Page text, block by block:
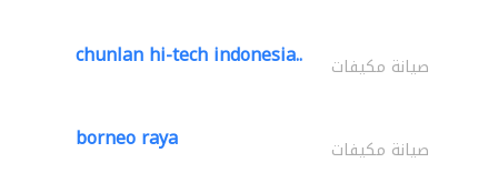
chunlan hi-tech indonesia.. صيانة مكيفات
borneo raya صيانة مكيفات